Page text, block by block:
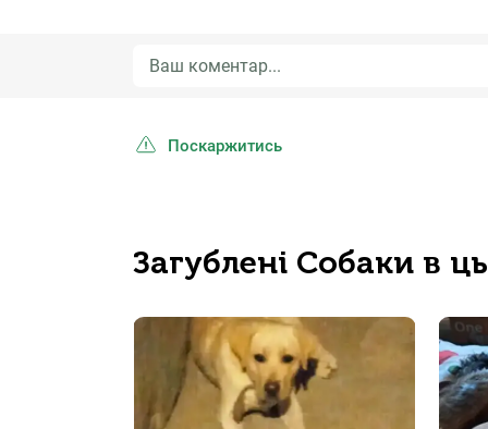
Поскаржитись
Загублені Собаки в